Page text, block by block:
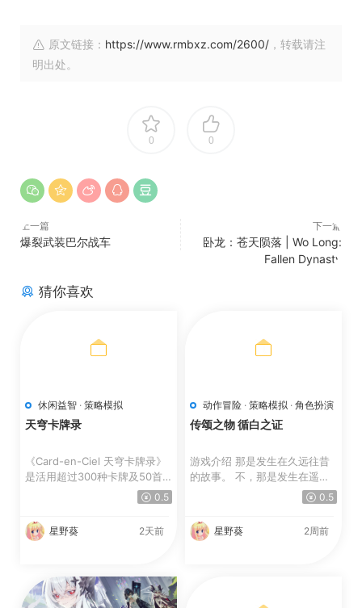
原文链接： https://www.rmbxz.com/2600/ ，转载请注
明出处。
0 0
上一篇
爆裂武装巴尔战车
下一篇
卧龙：苍天陨落 | Wo Long:
Fallen Dynasty
猜你喜欢
休闲益智 · 策略模拟
天穹卡牌录
《Card-en-Ciel 天穹卡牌录》
是活用超过300种卡牌及50首
歌曲来展开战斗的牌组构筑...0.5
星野葵 2天前
动作冒险 · 策略模拟 · 角色扮演
传颂之物 循白之证
游戏介绍 那是发生在久远往昔
的故事。 不，那是发生在遥远
0.5
星野葵 2周前